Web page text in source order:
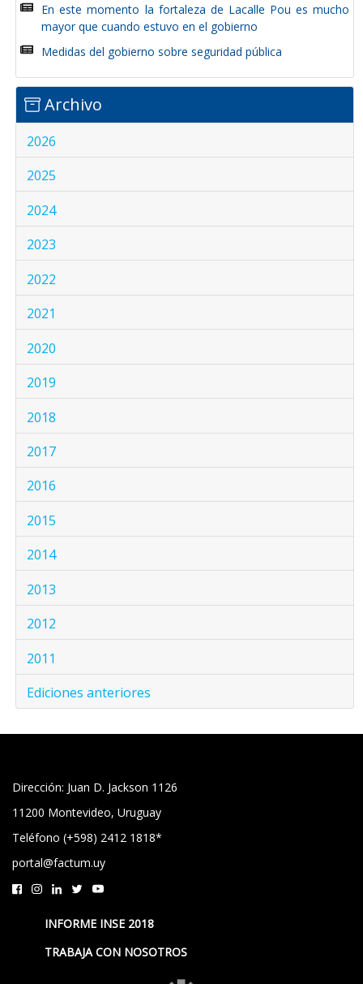
En este momento la fortaleza de Lacalle Pou es mucho
mayor que cuando estuvo en el gobierno
Medidas del gobierno sobre seguridad pública
Archivo
2026
2025
2024
2023
2022
2021
2020
2019
2018
2017
2016
2015
2014
2013
2012
2011
Ediciones anteriores
Dirección: Juan D. Jackson 1126
11200 Montevideo, Uruguay
Teléfono (+598) 2412 1818*
portal@factum.uy
INFORME INSE 2018
TRABAJA CON NOSOTROS